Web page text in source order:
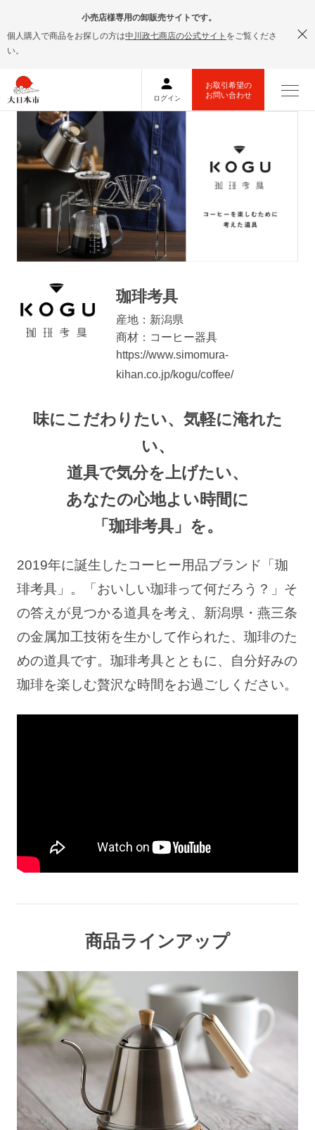
小売店様専用の卸販売サイトです。
個人購入で商品をお探しの方は中川政七商店の公式サイト をご覧くださ
い。
珈琲考具
産地：新潟県
商材：コーヒー器具
https://www.simomura-
kihan.co.jp/kogu/coffee/
味にこだわりたい、気軽に淹れた
い、
道具で気分を上げたい、
あなたの心地よい時間に
「珈琲考具」を。
2019年に誕生したコーヒー用品ブランド「珈
琲考具」。
「おいしい珈琲って何だろう？」そ
の答えが見つかる道具を考え、 新潟県・燕三条
の金属加工技術を生かして作られた、珈琲のた
めの道具です。 珈琲考具とともに、自分好みの
珈琲を楽しむ贅沢な時間をお過ごしください。
商品ラインアップ